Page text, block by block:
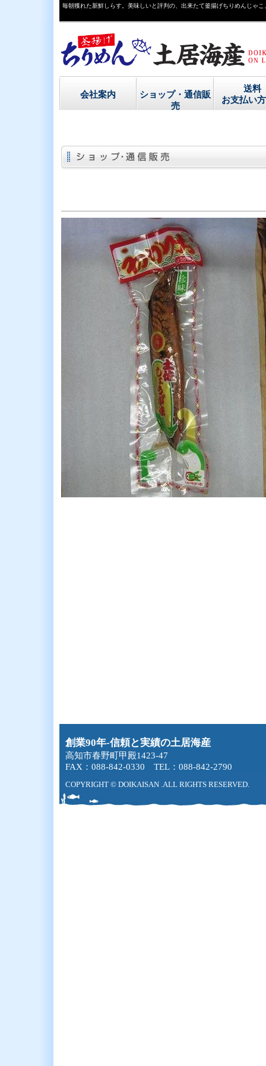
毎朝獲れた新鮮しらす。美味しいと評判の、出来たて釜揚げちりめんじゃ
会社案内
ショップ・通信販
売
送料
お支払い
創業90年-信頼と実績の土居海産
高知市春野町甲殿1423-47
FAX：088-842-0330 TEL：088-842-2790
COPYRIGHT © DOIKAISAN .ALL RIGHTS RESERVED.